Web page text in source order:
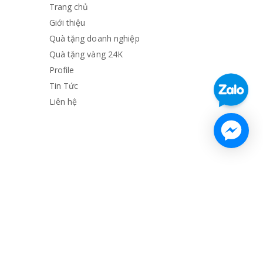
Trang chủ
Giới thiệu
Quà tặng doanh nghiệp
Quà tặng vàng 24K
Profile
Tin Tức
Liên hệ